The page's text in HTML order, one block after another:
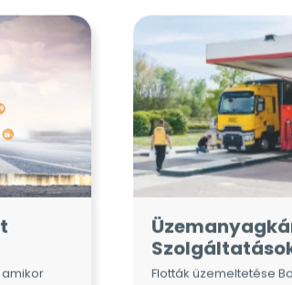
azon túl
Hercegovinában?
Üzemanyagkártyák
járművezetői
és költségei kordában